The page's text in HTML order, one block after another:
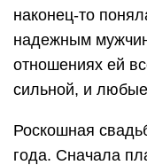
наконец-то
надежным
отношениях ей
сильной, и
Роскошная
года. Сначала